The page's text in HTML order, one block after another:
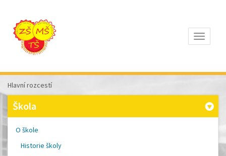
ZÁKLADNÍ
ŠKOLA
TOMÁŠE
ŠOBRA
A
MATEŘSKÁ
Hlavní rozcestí
Škola
O škole
Historie školy